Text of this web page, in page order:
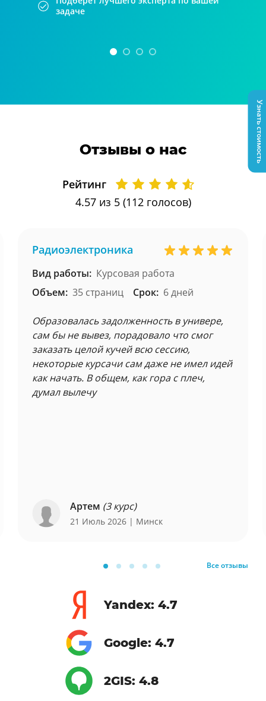
задаче
Отзывы о нас
Рейтинг
4.57из 5 (112 голосов)
Радиоэлектроника
Вид работы: Курсовая работа
Объем: 35 страниц Срок: 6 дней
Образовалась задолженность в универе,
сам бы не вывез, порадовало что смог
заказать целой кучей всю сессию,
некоторые курсачи сам даже не имел идей
как начать. В общем, как гора с плеч,
думал вылечу
Артем (3 курс)
21 Июль 2026 | Минск
Все отзывы
Yandex: 4.7
Google: 4.7
2GIS: 4.8
Узнать стоимость